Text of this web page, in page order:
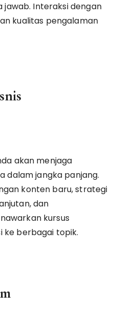
jawab. Interaksi dengan
kualitas pengalaman
akan menjaga
dalam jangka panjang.
konten baru, strategi
dan
kursus
ke berbagai topik.